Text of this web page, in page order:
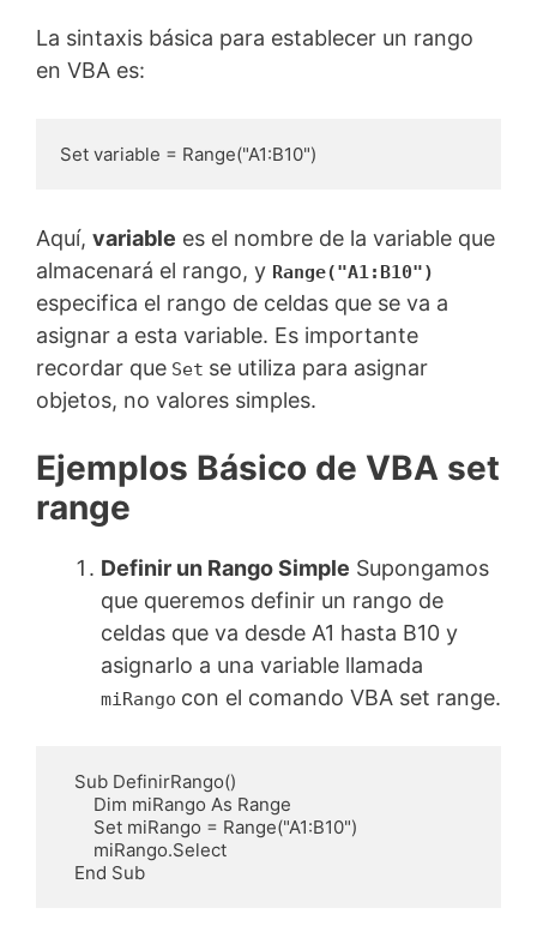
La sintaxis básica para establecer un rango
en VBA es:
Set variable = Range("A1:B10")
Aquí, variable es el nombre de la variable que
almacenará el rango, y Range("A1:B10")
especifica el rango de celdas que se va a
asignar a esta variable. Es importante
recordar que Set se utiliza para asignar
objetos, no valores simples.
Ejemplos Básico de VBA set
range
Definir un Rango Simple Supongamos
que queremos definir un rango de
celdas que va desde A1 hasta B10 y
asignarlo a una variable llamada
miRango con el comando VBA set range.
   End Sub